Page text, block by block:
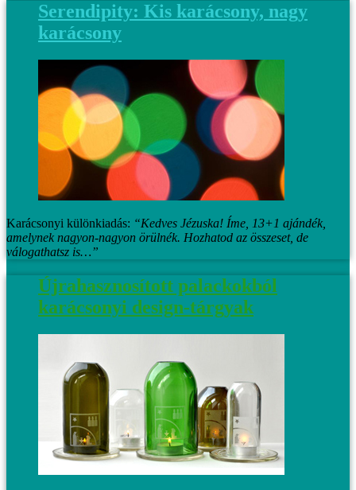
Serendipity: Kis karácsony, nagy
karácsony
Karácsonyi különkiadás: “Kedves Jézuska! Íme, 13+1 ajándék,
amelynek nagyon-nagyon örülnék. Hozhatod az összeset, de
válogathatsz is…”
Újrahasznosított palackokból
karácsonyi design-tárgyak